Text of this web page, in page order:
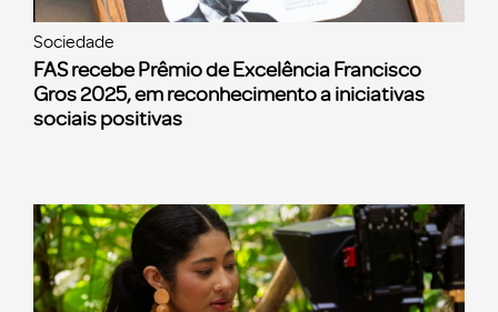
Sociedade
FAS recebe Prêmio de Excelência Francisco
Gros 2025, em reconhecimento a iniciativas
sociais positivas